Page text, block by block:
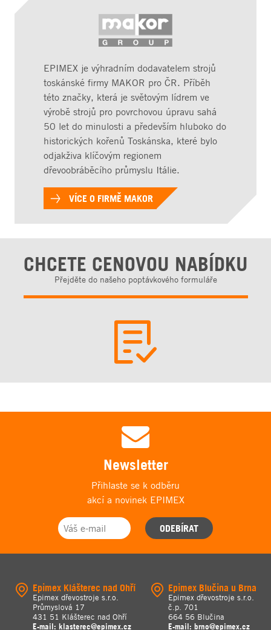
EPIMEX je výhradním dodavatelem strojů
toskánské firmy MAKOR pro ČR. Příběh
této značky, která je světovým lídrem ve
výrobě strojů pro povrchovou úpravu sahá
50 let do minulosti a především hluboko do
historických kořenů Toskánska, které bylo
odjakživa klíčovým regionem
dřevoobráběcího průmyslu Itálie.
VÍCE O FIRMĚ MAKOR
CHCETE CENOVOU NABÍDKU
Přejděte do našeho poptávkového formuláře
Newsletter
Přihlaste se k odběru
akcí a novinek EPIMEX
ODEBÍRAT
Epimex Klášterec nad Ohří
Epimex dřevostroje s.r.o.
Průmyslová 17
431 51 Klášterec nad Ohří
E-mail: klasterec@epimex.cz
Epimex Blučina u Brna
Epimex dřevostroje s.r.o.
č.p. 701
664 56 Blučina
E-mail: brno@epimex.cz